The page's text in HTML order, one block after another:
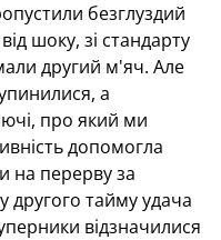
безглуздий
шоку, зі стандарту
другий м'яч. Але
а
про який ми
допомогла
на перерву за
другого тайму удача
відзначилися